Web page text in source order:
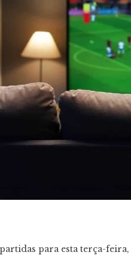
para esta terça-